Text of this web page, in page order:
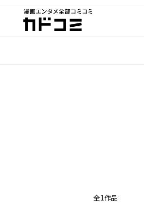
漫画エンタメ全部コミコミ
カドコミ
全1作品